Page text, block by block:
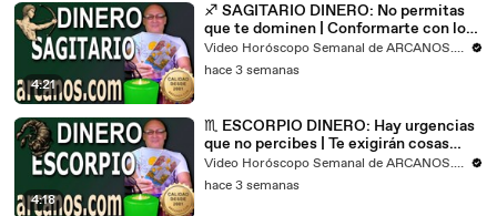
4:21
♐ SAGITARIO DINERO: No permitas
que te dominen | Conformarte con lo
mínimo es un error
Video Horóscopo Semanal de ARCANOS.COM
hace 3 semanas
4:18
♏ ESCORPIO DINERO: Hay urgencias
que no percibes | Te exigirán cosas
nuevas
Video Horóscopo Semanal de ARCANOS.COM
hace 3 semanas